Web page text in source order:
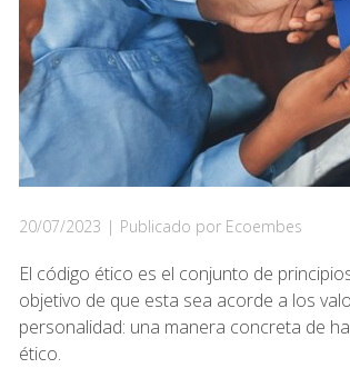
20/07/2023 | Publicado por Ecoembes
El código ético es el conjunto de
objetivo de que esta sea acorde a los
personalidad: una manera concreta de
ético.